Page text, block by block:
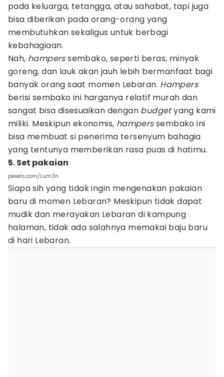
pada keluarga, tetangga, atau sahabat, tapi juga
bisa diberikan pada orang-orang yang
membutuhkan sekaligus untuk berbagi
kebahagiaan.
Nah, hamperssembako, seperti beras, minyak
goreng, dan lauk akan jauh lebih bermanfaat bagi
banyak orang saat momen Lebaran. Hampers
berisi sembako ini harganya relatif murah dan
sangat bisa disesuaikan dengan budgetyang kami
miliki. Meskipun ekonomis, hamperssembako ini
bisa membuat si penerima tersenyum bahagia
yang tentunya memberikan rasa puas di hatimu.
5. Set pakaian
pexels.com/Lum3n
Siapa sih yang tidak ingin mengenakan pakaian
baru di momen Lebaran? Meskipun tidak dapat
mudik dan merayakan Lebaran di kampung
halaman, tidak ada salahnya memakai baju baru
di hari Lebaran.